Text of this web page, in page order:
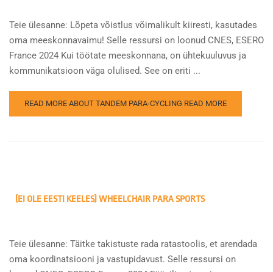
Teie ülesanne: Lõpeta võistlus võimalikult kiiresti, kasutades
oma meeskonnavaimu! Selle ressursi on loonud CNES, ESERO
France 2024 Kui töötate meeskonnana, on ühtekuuluvus ja
kommunikatsioon väga olulised. See on eriti ...
READ MORE ABOUT TANDEM PARA-CYCLING READ MORE
(EI OLE EESTI KEELES) WHEELCHAIR PARA SPORTS
Teie ülesanne: Täitke takistuste rada ratastoolis, et arendada
oma koordinatsiooni ja vastupidavust. Selle ressursi on